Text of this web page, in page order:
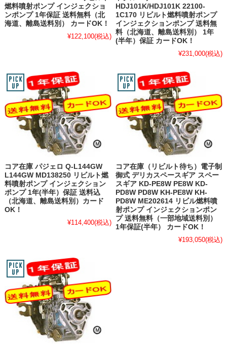
燃料噴射ポンプ インジェクショ
ンポンプ 1年保証 送料無料（北
海道、離島送料別） カードOK！
¥122,100(税込)
HDJ101K/HDJ101K 22100-
1C170 リビルト燃料噴射ポンプ
インジェクションポンプ 送料無
料（北海道、離島送料別） 1年
(半年）保証 カードOK！
¥231,000(税込)
コア在庫 パジェロ Q-L144GW
L144GW MD138250 リビルト燃
料噴射ポンプ インジェクション
ポンプ 1年(半年）保証 送料込
（北海道、離島送料別）カード
OK！
¥114,400(税込)
コア在庫（リビルト待ち）電子制
御式 デリカスペースギア スペー
スギア KD-PE8W PE8W KD-
PD8W PD8W KH-PE8W KH-
PD8W ME202614 リビル燃料噴
射ポンプ インジェクションポン
プ 送料無料（一部地域送料別）
1年保証(半年） カードOK！
¥193,050(税込)